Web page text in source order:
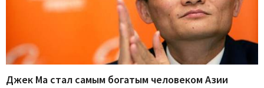
Джек Ма стал самым богатым человеком Азии